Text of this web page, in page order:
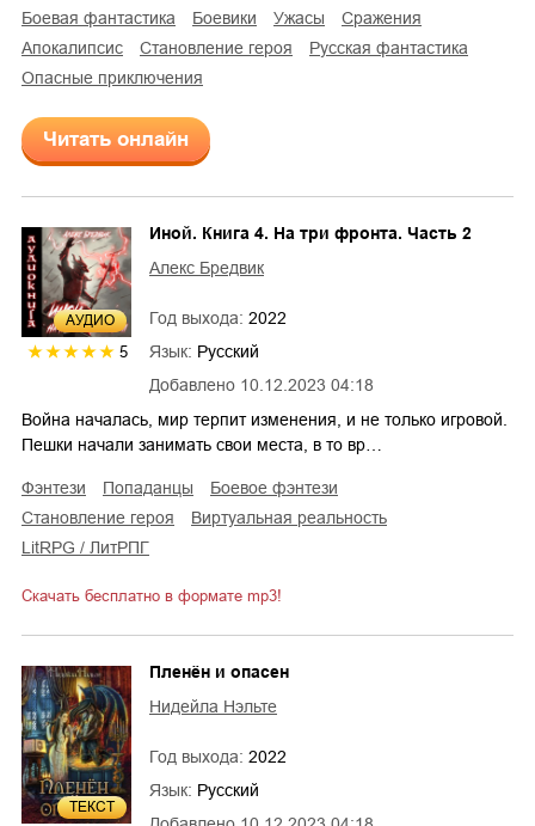
боевая фантастика
боевики ужасы
сражения
апокалипсис
становление героя
русская фантастика
опасные приключения
Читать онлайн
AУДИО
5
Добавлено 10.12.2023 04:18
Иной. Книга 4. На три фронта. Часть 2
Алекс Бредвик
Год выхода: 2022
Язык: Русский
Война началась, мир терпит изменения, и не только игровой.
Пешки начали занимать свои места, в то вр…
фэнтези попаданцы
боевое фэнтези
становление героя
виртуальная реальность
LitRPG / ЛитРПГ
Скачать бесплатно в формате mp3!
ТЕКСТ
Пленён и опасен
Нидейла Нэльте
Год выхода: 2022
Язык: Русский